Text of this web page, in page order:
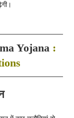
Yojana :